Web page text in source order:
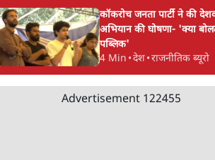
कॉकरोच जनता पार्टी ने की
अभियान की घोषणा- 'क्या
पब्लिक'
4 Min •देश•राजनीतिक ब्यूरो
Advertisement 122455